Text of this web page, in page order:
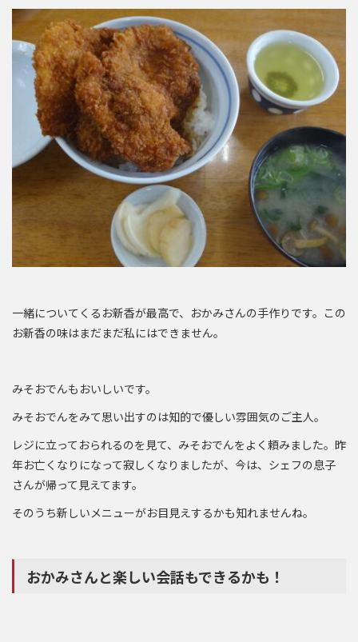
一緒についてくるお新香が最高で、おかみさんの手作りです。この
お新香の味はまだまだ私にはできません。
みそおでんもおいしいです。
みそおでんをみて思い出すのは知的で優しい雰囲気のご主人。
レジに立っておられるのを見て、みそおでんをよく頼みました。昨
年お亡くなりになって寂しくなりましたが、今は、シェフの息子
さんが帰って見えてます。
そのうち新しいメニューがお目見えするかも知れませんね。
おかみさんと楽しい会話もできるかも！